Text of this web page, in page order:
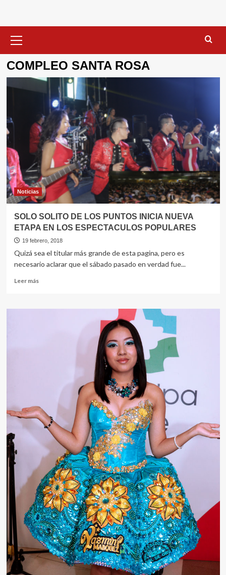
primario
COMPLEO SANTA ROSA
Noticias
SOLO SOLITO DE LOS PUNTOS INICIA NUEVA
ETAPA EN LOS ESPECTACULOS POPULARES
19 febrero, 2018
Quizá sea el titular más grande de esta pagina, pero es
necesario aclarar que el sábado pasado en verdad fue...
Leer másLeer
SOLO
ESPECTACULOS
POPULARES